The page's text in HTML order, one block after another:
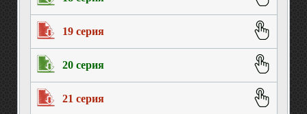
19 серия
20 серия
21 серия